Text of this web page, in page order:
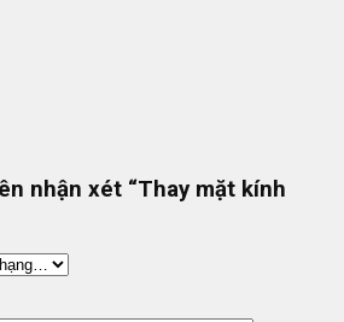
nhận xét “Thay mặt kính